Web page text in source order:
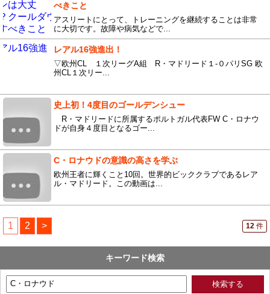
べきこと
アスリートにとって、トレーニングを継続することは非常
に大切です。故障や病気などで...
レアル16強進出！
▽欧州CL １次リーグA組 R・マドリード１-０パリSG 欧
州CL１次リー...
史上初！4度目のゴールデンシュー
R・マドリードに所属するポルトガル代表FW C・ロナウ
ドが自身４度目となるゴー...
C・ロナウドの意識の高さを学ぶ
欧州王者に輝くこと10回。世界的ビッククラブであるレア
ル・マドリード。この動画は...
1 2 > 12 件
キーワード検索